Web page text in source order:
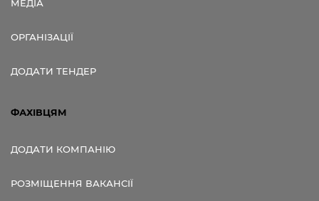
МЕДІА
ОРГАНІЗАЦІЇ
ДОДАТИ ТЕНДЕР
ФАХІВЦЯМ
ДОДАТИ КОМПАНІЮ
РОЗМІЩЕННЯ ВАКАНСІЇ